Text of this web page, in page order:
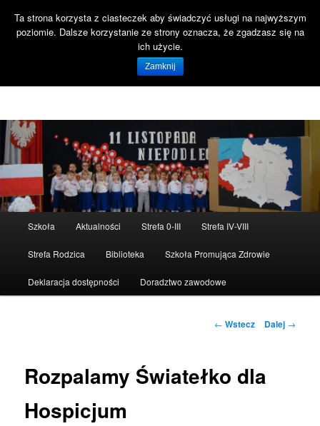
Witaj na stronie SP47 Gdańsk!
główne
Przeskocz
do
tekstu
Szkoła Aktualności Strefa 0-III Strefa IV-VIII
Strefa Rodzica Biblioteka Szkoła Promująca Zdrowie
Deklaracja dostępności Doradztwo zawodowe
Nawigacja
← Wstecz Dalej →
Rozpalamy Światełko dla
Hospicjum
Ta strona korzysta z ciasteczek aby świadczyć usługi na najwyższym
poziomie. Dalsze korzystanie ze strony oznacza, że zgadzasz się na
ich użycie.
Zamknij